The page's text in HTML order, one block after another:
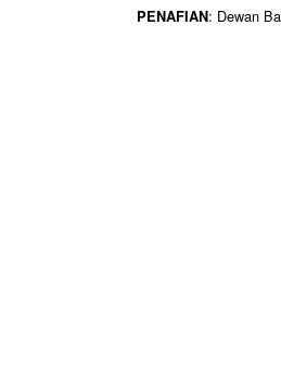
PENAFIAN: Dewan